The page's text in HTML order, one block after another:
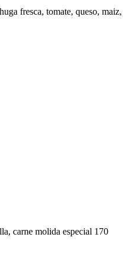
fresca, tomate, queso, maiz,
carne molida especial 170